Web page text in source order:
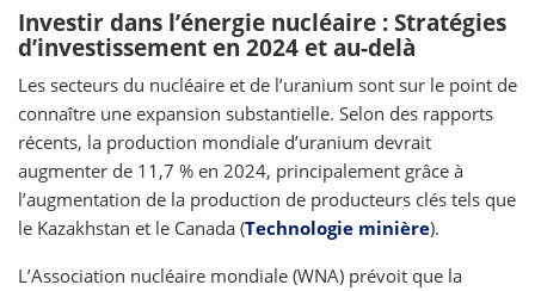
Investir dans l’énergie nucléaire : Stratégies
d’investissement en 2024 et au-delà
Les secteurs du nucléaire et de l’uranium sont sur le point de
connaître une expansion substantielle. Selon des rapports
récents, la production mondiale d’uranium devrait
augmenter de 11,7 % en 2024, principalement grâce à
l’augmentation de la production de producteurs clés tels que
le Kazakhstan et le Canada (Technologie minière).
L’Association nucléaire mondiale (WNA) prévoit que la